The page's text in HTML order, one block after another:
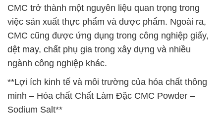
CMC trở thành một nguyên liệu quan trọng trong
việc sản xuất thực phẩm và dược phẩm. Ngoài ra,
CMC cũng được ứng dụng trong công nghiệp giấy,
dệt may, chất phụ gia trong xây dựng và nhiều
ngành công nghiệp khác.
**Lợi ích kinh tế và môi trường của hóa chất thông
minh – Hóa chất Chất Làm Đặc CMC Powder –
Sodium Salt**